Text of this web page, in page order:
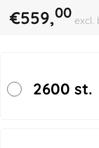
€559,00 excl.
2600 st.